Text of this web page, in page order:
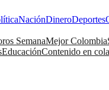
NaciónDineroDeportes
SemanaMejor Colombia
EducaciónContenido en